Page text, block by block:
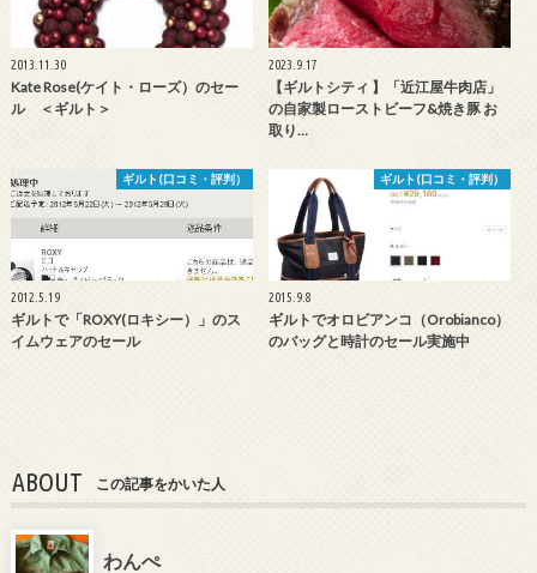
2013.11.30
Kate Rose(ケイト・ローズ）のセー
ル ＜ギルト＞
2023.9.17
【ギルトシティ 】「近江屋牛肉店」
の自家製ローストビーフ&焼き豚 お
取り…
ギルト(口コミ・評判）
2012.5.19
ギルトで「ROXY(ロキシー）」のス
イムウェアのセール
ギルト(口コミ・評判）
2015.9.8
ギルトでオロビアンコ（Orobianco）
のバッグと時計のセール実施中
ABOUT この記事をかいた人
わんぺ